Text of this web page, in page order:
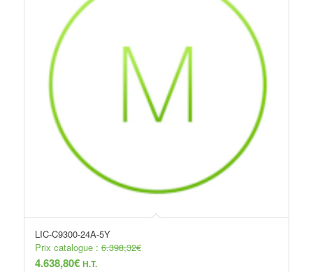
LIC-C9300-24A-5Y
Prix catalogue :6.398,32€
4.638,80€ H.T.